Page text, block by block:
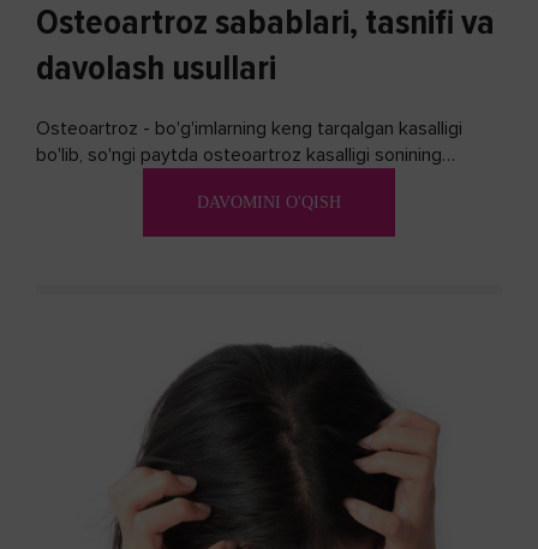
Osteoartroz sabablari, tasnifi va
davolash usullari
Osteoartroz - bo'g'imlarning keng tarqalgan kasalligi
bo'lib, so'ngi paytda osteoartroz kasalligi sonining
DAVOMINI O'QISH